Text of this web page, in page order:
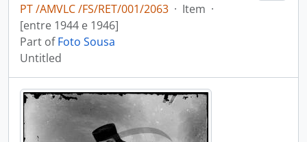
PT /AMVLC /FS/RET/001/2063 · Item ·
[entre 1944 e 1946]
Part ofFoto Sousa
Untitled